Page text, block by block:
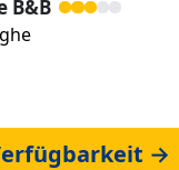
B&B
→